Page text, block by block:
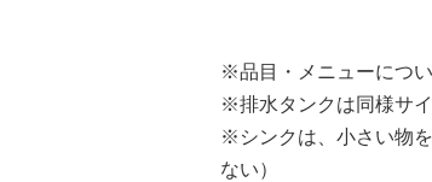
※品目・メニューにつ
※排水タンクは同様サ
※シンクは、小さい物
ない）